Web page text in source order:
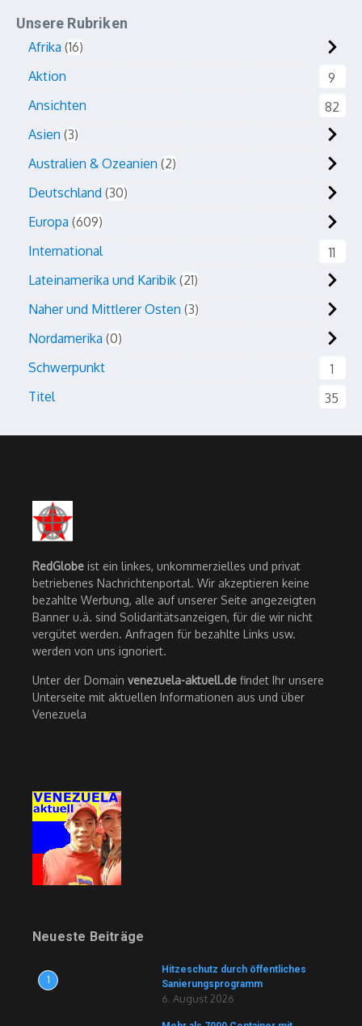
Unsere Rubriken
Afrika 16
Aktion
9
Ansichten
82
Asien 3
Australien & Ozeanien 2
Deutschland 30
Europa 609
International
11
Lateinamerika und Karibik 21
Naher und Mittlerer Osten 3
Nordamerika 0
Schwerpunkt
1
Titel
35
RedGlobe ist ein linkes, unkommerzielles und privat
betriebenes Nachrichtenportal. Wir akzeptieren keine
bezahlte Werbung, alle auf unserer Seite angezeigten
Banner u.ä. sind Solidaritätsanzeigen, für die wir nicht
vergütet werden. Anfragen für bezahlte Links usw.
werden von uns ignoriert.
Unter der Domain venezuela-aktuell.de findet Ihr unsere
Unterseite mit aktuellen Informationen aus und über
Venezuela
Neueste Beiträge
1
Hitzeschutz durch öffentliches
Sanierungsprogramm
6. August 2026